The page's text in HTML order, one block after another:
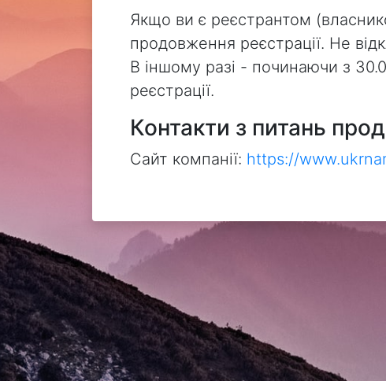
Якщо ви є реєстрантом
продовження реєстрації. Не
В іншому разі - починаючи з
реєстрації.
Контакти з питань
Сайт компанії: https://